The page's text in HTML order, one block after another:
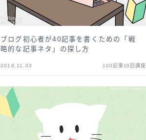
ブログ初心者が40記事を書くための「戦
略的な記事ネタ」の探し方
2018.11.03 100記事10回講座